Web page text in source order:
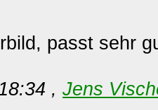
passt sehr
, Jens